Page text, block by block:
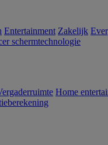
Entertainment Zakelijk
schermtechnologie
Home